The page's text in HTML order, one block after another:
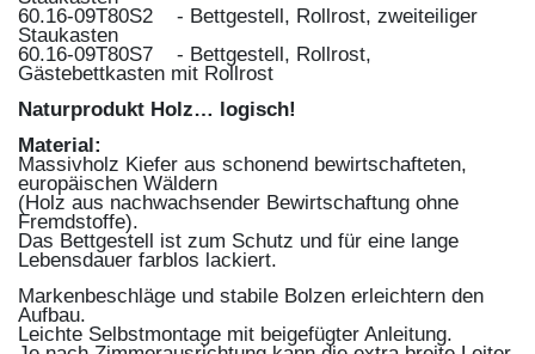
60.16-09T80S2 - Bettgestell, Rollrost, zweiteiliger
Staukasten
60.16-09T80S7 - Bettgestell, Rollrost,
Gästebettkasten mit Rollrost
Naturprodukt Holz… logisch!
Material:
Massivholz Kiefer aus schonend bewirtschafteten,
europäischen Wäldern
(Holz aus nachwachsender Bewirtschaftung ohne
Fremdstoffe).
Das Bettgestell ist zum Schutz und für eine lange
Lebensdauer farblos lackiert.
Markenbeschläge und stabile Bolzen erleichtern den
Aufbau.
Leichte Selbstmontage mit beigefügter Anleitung.